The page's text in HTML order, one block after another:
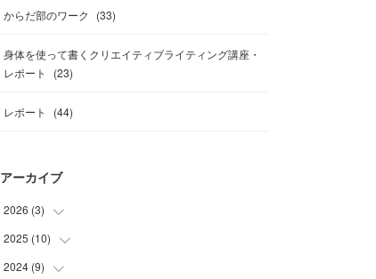
からだ部のワーク (33)
身体を使って書くクリエイティブライティング講座・
レポート
(23)
レポート (44)
アーカイブ
2026 (3)
(1
(
)
2025 (10)
(
)
2024 (9)